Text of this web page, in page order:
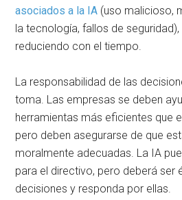
asociados a la IA (uso malicioso,
la tecnología, fallos de
reduciendo con el tiempo.
La responsabilidad de las
toma. Las empresas se deben
herramientas más eficientes que
pero deben asegurarse de que
moralmente adecuadas. La IA
para el directivo, pero deberá ser
decisiones y responda por ellas.